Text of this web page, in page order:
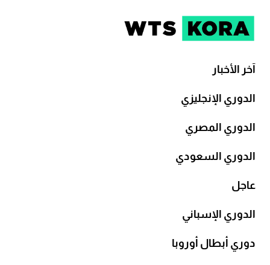
آخر الأخبار
الدوري الإنجليزي
الدوري المصري
الدوري السعودي
عاجل
الدوري الإسباني
دوري أبطال أوروبا